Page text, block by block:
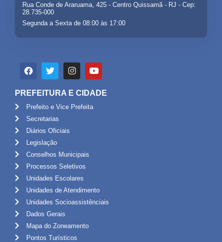
Rua Conde de Araruama, 425 - Centro Quissamã - RJ - Cep:
28.735-000
Segunda a Sexta de 08:00 às 17:00
PREFEITURA E CIDADE
Prefeito e Vice Prefeita
Secretarias
Diários Oficiais
Legislação
Conselhos Municipais
Processos Seletivos
Unidades Escolares
Unidades de Atendimento
Unidades Socioassistênciais
Dados Gerais
Mapa do Zoneamento
Pontos Turísticos